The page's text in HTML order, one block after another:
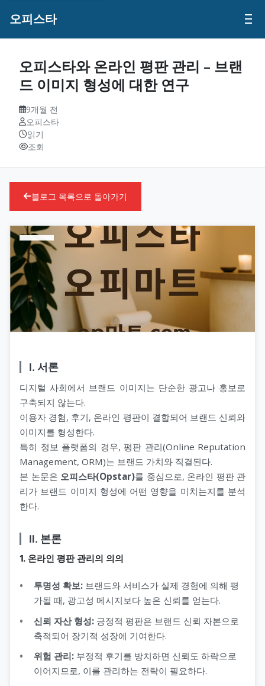
오피스타
오피스타와 온라인 평판 관리 – 브랜
드 이미지 형성에 대한 연구
9개월 전
오피스타
읽기
조회
블로그 목록으로 돌아가기
Ⅰ. 서론
디지털 사회에서 브랜드 이미지는 단순한 광고나 홍보로
구축되지 않는다.
이용자 경험, 후기, 온라인 평판이 결합되어 브랜드 신뢰와
이미지를 형성한다.
특히 정보 플랫폼의 경우, 평판 관리(Online Reputation
Management, ORM)는 브랜드 가치와 직결된다.
본 논문은 오피스타(Opstar)를 중심으로, 온라인 평판 관
리가 브랜드 이미지 형성에 어떤 영향을 미치는지를 분석
한다.
Ⅱ. 본론
1. 온라인 평판 관리의 의의
투명성 확보: 브랜드와 서비스가 실제 경험에 의해 평
가될 때, 광고성 메시지보다 높은 신뢰를 얻는다.
신뢰 자산 형성: 긍정적 평판은 브랜드 신뢰 자본으로
축적되어 장기적 성장에 기여한다.
위험 관리: 부정적 후기를 방치하면 신뢰도 하락으로
이어지므로, 이를 관리하는 전략이 필요하다.